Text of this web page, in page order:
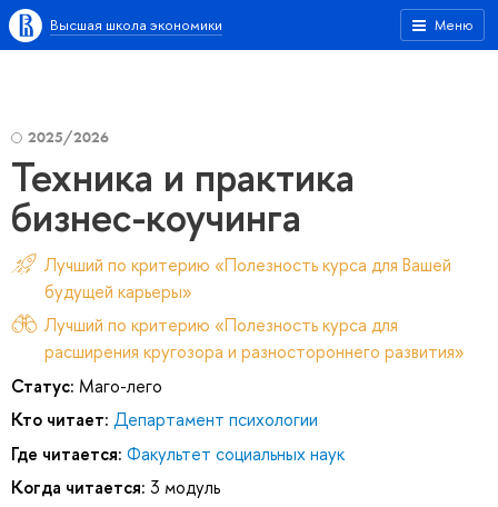
Меню
Высшая школа экономики
2025/2026
Техника и практика
бизнес-коучинга
Лучший по критерию «Полезность курса для Вашей
будущей карьеры»
Лучший по критерию «Полезность курса для
расширения кругозора и разностороннего развития»
Статус: Маго-лего
Кто читает: Департамент психологии
Где читается: Факультет социальных наук
Когда читается: 3 модуль